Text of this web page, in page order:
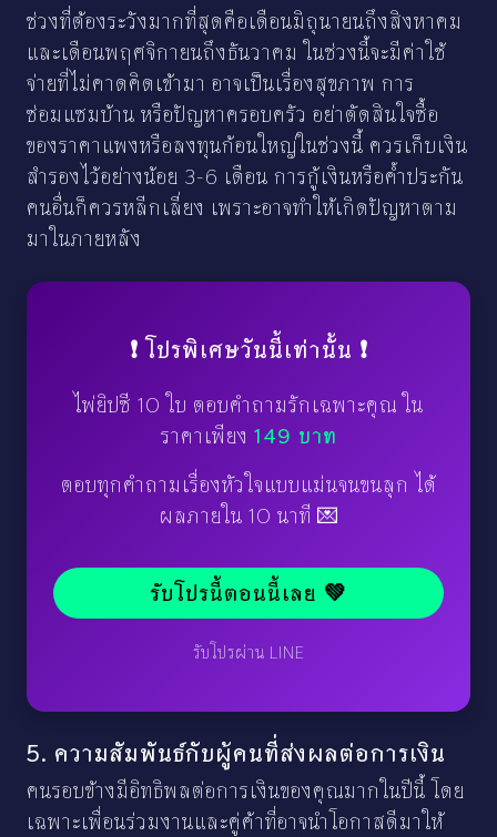
ช่วงที่ต้องระวังมากที่สุดคือเดือนมิถุนายนถึงสิงหาคม
และเดือนพฤศจิกายนถึงธันวาคม ในช่วงนี้จะมีค่าใช้
จ่ายที่ไม่คาดคิดเข้ามา อาจเป็นเรื่องสุขภาพ การ
ซ่อมแซมบ้าน หรือปัญหาครอบครัว อย่าตัดสินใจซื้อ
ของราคาแพงหรือลงทุนก้อนใหญ่ในช่วงนี้ ควรเก็บเงิน
สำรองไว้อย่างน้อย 3-6 เดือน การกู้เงินหรือค้ำประกัน
คนอื่นก็ควรหลีกเลี่ยง เพราะอาจทำให้เกิดปัญหาตาม
มาในภายหลัง
❗ โปรพิเศษวันนี้เท่านั้น ❗
ไพ่ยิปซี 10 ใบ ตอบคำถามรักเฉพาะคุณ ใน
ราคาเพียง 149 บาท
ตอบทุกคำถามเรื่องหัวใจแบบแม่นจนขนลุก ได้
ผลภายใน 10 นาที 💌
รับโปรนี้ตอนนี้เลย 💚
รับโปรผ่าน LINE
5. ความสัมพันธ์กับผู้คนที่ส่งผลต่อการเงิน
คนรอบข้างมีอิทธิพลต่อการเงินของคุณมากในปีนี้ โดย
เฉพาะเพื่อนร่วมงานและคู่ค้าที่อาจนำโอกาสดีมาให้